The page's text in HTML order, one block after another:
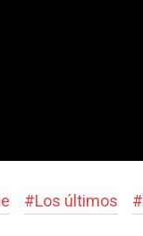
#Los últimos #